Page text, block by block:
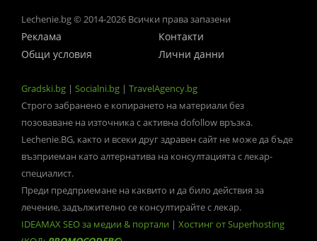
Lechenie.bg © 2014-2026 Всички права запазени
Реклама
Контакти
Общи условия
Лични данни
Gradski.bg | Socialni.bg | TravelAgency.bg
Строго забранено е копирането на материали без
позоваване на източника с активна dofollow връзка.
Lechenie.BG, както и всеки друг здравен сайт не може да бъде
възприеман като алтернатива на консултацията с лекар-
специалист.
Преди предприемане на каквито и да било действия за
лечение, задължително се консултирайте с лекар.
IDEAMAX SEO за медии & портали | Хостинг от Superhosting